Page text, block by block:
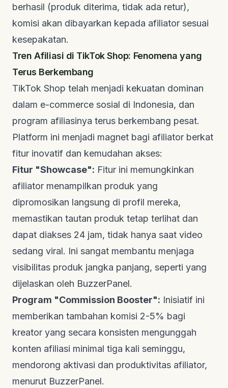
berhasil (produk diterima, tidak ada retur),
komisi akan dibayarkan kepada afiliator sesuai
kesepakatan.
Tren Afiliasi di TikTok Shop: Fenomena yang
Terus Berkembang
TikTok Shop telah menjadi kekuatan dominan
dalam e-commerce sosial di Indonesia, dan
program afiliasinya terus berkembang pesat.
Platform ini menjadi magnet bagi afiliator berkat
fitur inovatif dan kemudahan akses:
Fitur "Showcase": Fitur ini memungkinkan
afiliator menampilkan produk yang
dipromosikan langsung di profil mereka,
memastikan tautan produk tetap terlihat dan
dapat diakses 24 jam, tidak hanya saat video
sedang viral. Ini sangat membantu menjaga
visibilitas produk jangka panjang, seperti yang
dijelaskan oleh BuzzerPanel.
Program "Commission Booster": Inisiatif ini
memberikan tambahan komisi 2-5% bagi
kreator yang secara konsisten mengunggah
konten afiliasi minimal tiga kali seminggu,
mendorong aktivasi dan produktivitas afiliator,
menurut BuzzerPanel.